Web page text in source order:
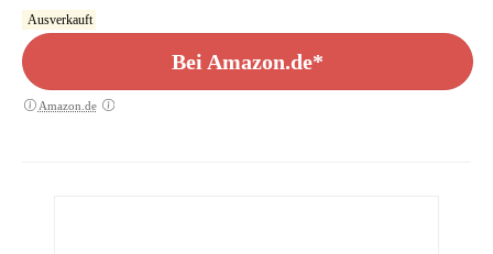
Ausverkauft
Bei Amazon.de*
Amazon.de